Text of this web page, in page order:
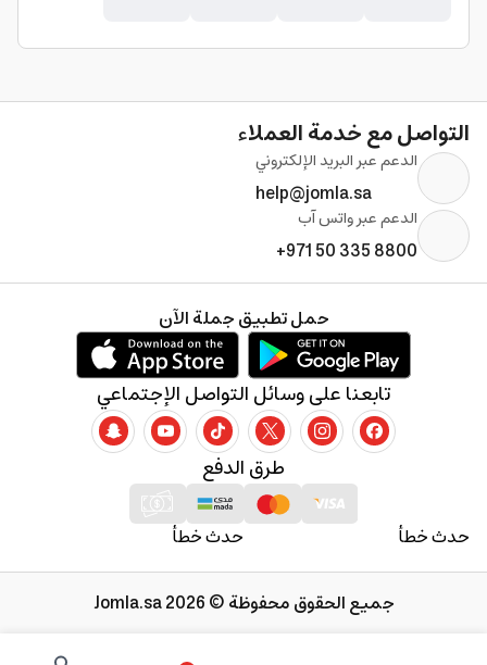
التواصل مع خدمة العملاء
الدعم عبر البريد الإلكتروني
help@jomla.sa
الدعم عبر واتس آب
+971 50 335 8800
حدث خطأ حدث خطأ
طرق الدفع
تابعنا على وسائل التواصل الإجتماعي
حمل تطبيق جملة الآن
جميع الحقوق محفوظة © 2026 Jomla.sa